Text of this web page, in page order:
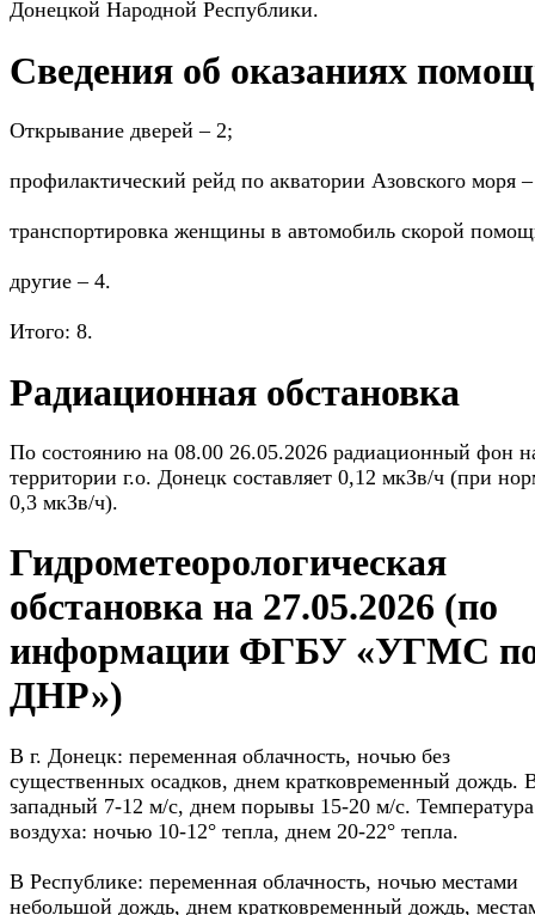
Донецкой Народной Республики.
Сведения об оказаниях
Открывание дверей – 2;
профилактический рейд по акватории Азовского моря
транспортировка женщины в автомобиль скорой
другие – 4.
Итого: 8.
Радиационная обстановка
По состоянию на 08.00 26.05.2026 радиационный фон
территории г.о. Донецк составляет 0,12 мкЗв/ч (при
0,3 мкЗв/ч).
Гидрометеорологическая
обстановка на 27.05.2026 (по
информации ФГБУ «УГМС
ДНР»)
В г. Донецк: переменная облачность, ночью без
существенных осадков, днем кратковременный дождь.
западный 7-12 м/с, днем порывы 15-20 м/с. Температура
воздуха: ночью 10-12° тепла, днем 20-22° тепла.
В Республике: переменная облачность, ночью местами
небольшой дождь, днем кратковременный дождь,